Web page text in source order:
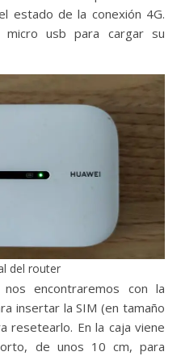
estado de la conexión 4G.
micro usb para cargar su
del router
encontraremos con la
insertar la SIM (en tamaño
resetearlo. En la caja viene
de unos 10 cm, para